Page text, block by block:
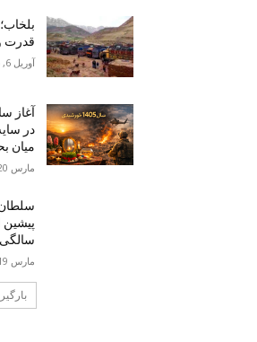
قدرت
آوریل 6, 2026
در
میان
مارس 20, 2026
مارس 19, 2026